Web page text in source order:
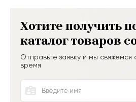
Хотите получить
каталог товаров
Отправьте заявку и мы
время